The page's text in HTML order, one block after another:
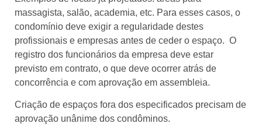
massagista, salão, academia, etc. Para esses casos, o
condomínio deve exigir a regularidade destes
profissionais e empresas antes de ceder o espaço. O
registro dos funcionários da empresa deve estar
previsto em contrato, o que deve ocorrer atrás de
concorrência e com aprovação em assembleia.
Criação de espaços fora dos especificados precisam de
aprovação unânime dos condôminos.